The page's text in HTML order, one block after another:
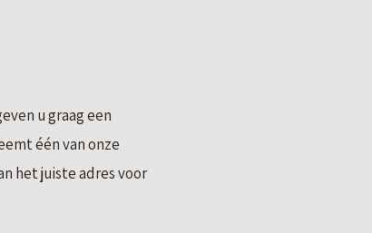
u graag een
één van onze
het juiste adres voor